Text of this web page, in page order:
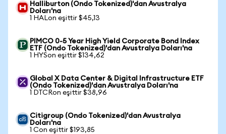
Halliburton (Ondo Tokenized)'dan Avustralya
Doları'na
1 HALon eşittir $45,13
PIMCO 0-5 Year High Yield Corporate Bond Index
ETF (Ondo Tokenized)'dan Avustralya Doları'na
1 HYSon eşittir $134,62
Global X Data Center & Digital Infrastructure ETF
(Ondo Tokenized)'dan Avustralya Doları'na
1 DTCRon eşittir $38,96
Citigroup (Ondo Tokenized)'dan Avustralya
Doları'na
1 Con eşittir $193,85